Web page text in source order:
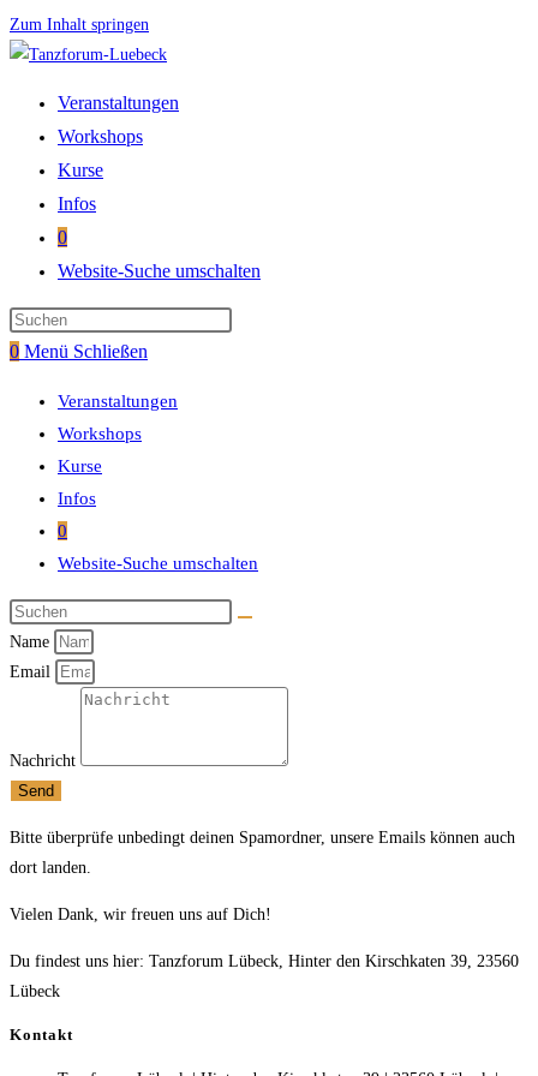
Zum Inhalt springen
Veranstaltungen
Workshops
Kurse
Infos
0
Website-Suche umschalten
0 Menü Schließen
Veranstaltungen
Workshops
Kurse
Infos
0
Website-Suche umschalten
Name
Email
Nachricht
Send
Bitte überprüfe unbedingt deinen Spamordner, unsere Emails können auch
dort landen.
Vielen Dank, wir freuen uns auf Dich!
Du findest uns hier: Tanzforum Lübeck, Hinter den Kirschkaten 39, 23560
Lübeck
Kontakt